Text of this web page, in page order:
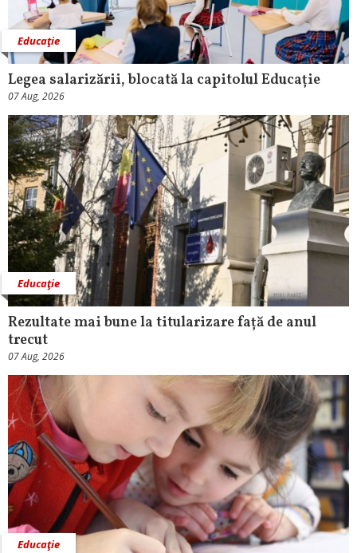
Educaţie
Legea salarizării, blocată la capitolul Educație
07 Aug, 2026
Educaţie
Rezultate mai bune la titularizare față de anul
trecut
07 Aug, 2026
Educaţie